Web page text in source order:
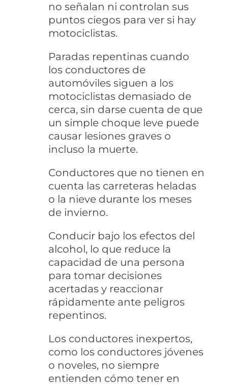
no señalan ni controlan sus
puntos ciegos para ver si hay
motociclistas.
Paradas repentinas cuando
los conductores de
automóviles siguen a los
motociclistas demasiado de
cerca, sin darse cuenta de que
un simple choque leve puede
causar lesiones graves o
incluso la muerte.
Conductores que no tienen en
cuenta las carreteras heladas
o la nieve durante los meses
de invierno.
Conducir bajo los efectos del
alcohol, lo que reduce la
capacidad de una persona
para tomar decisiones
acertadas y reaccionar
rápidamente ante peligros
repentinos.
Los conductores inexpertos,
como los conductores jóvenes
o noveles, no siempre
entienden cómo tener en